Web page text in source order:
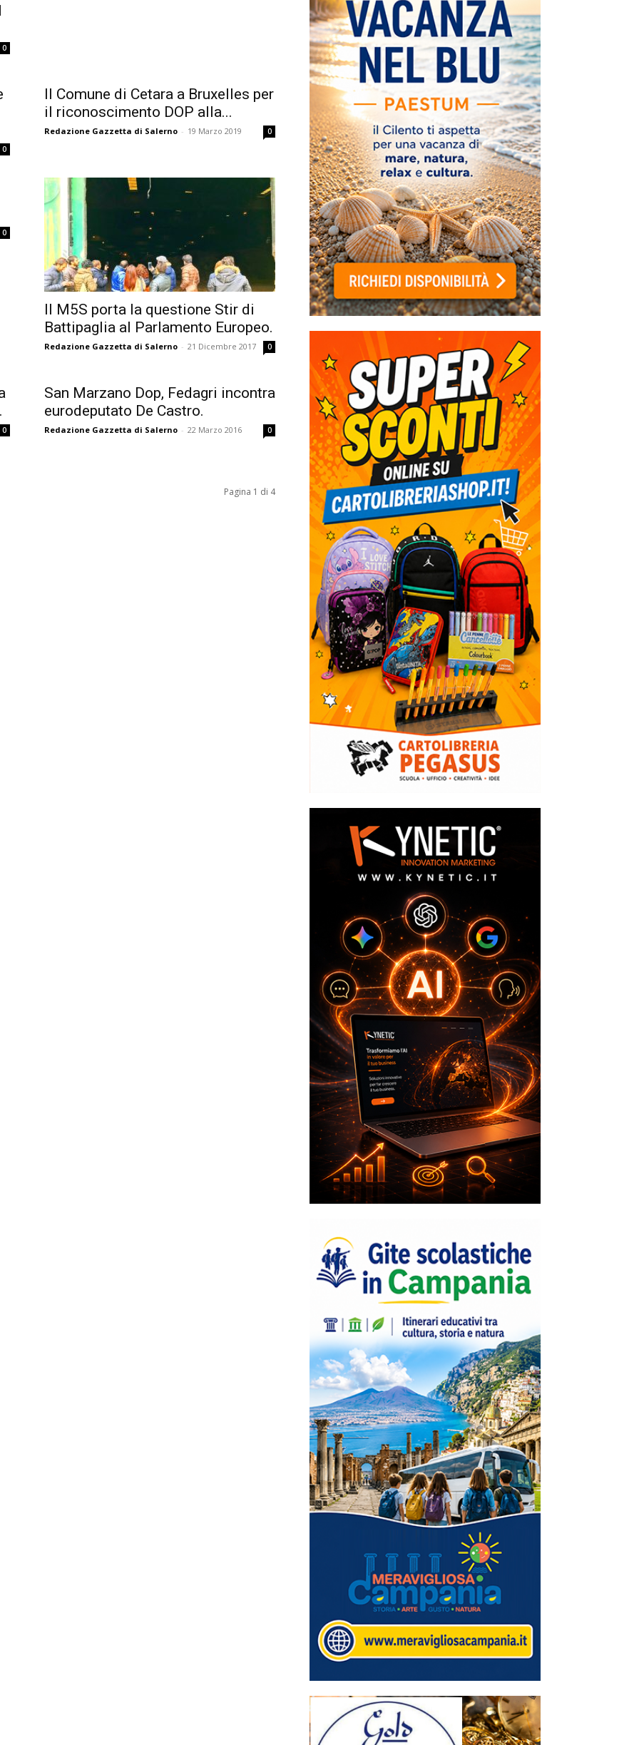
0
0
Il Comune di Cetara a Bruxelles per
il riconoscimento DOP alla...
Redazione Gazzetta di Salerno - 19 Marzo 2019 0
0
Il M5S porta la questione Stir di
Battipaglia al Parlamento Europeo.
Redazione Gazzetta di Salerno - 21 Dicembre 2017 0
0
San Marzano Dop, Fedagri incontra
eurodeputato De Castro.
Redazione Gazzetta di Salerno - 22 Marzo 2016 0
Pagina 1 di 4